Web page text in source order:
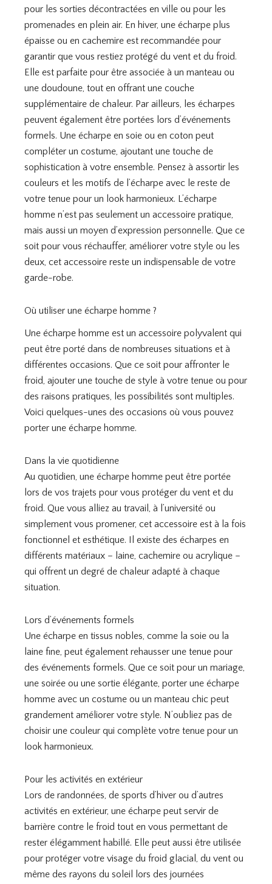
pour les sorties décontractées en ville ou pour les
promenades en plein air. En hiver, une écharpe plus
épaisse ou en cachemire est recommandée pour
garantir que vous restiez protégé du vent et du froid.
Elle est parfaite pour être associée à un manteau ou
une doudoune, tout en offrant une couche
supplémentaire de chaleur. Par ailleurs, les écharpes
peuvent également être portées lors d’événements
formels. Une écharpe en soie ou en coton peut
compléter un costume, ajoutant une touche de
sophistication à votre ensemble. Pensez à assortir les
couleurs et les motifs de l’écharpe avec le reste de
votre tenue pour un look harmonieux. L’écharpe
homme n’est pas seulement un accessoire pratique,
mais aussi un moyen d’expression personnelle. Que ce
soit pour vous réchauffer, améliorer votre style ou les
deux, cet accessoire reste un indispensable de votre
garde-robe.
Où utiliser une écharpe homme ?
Une écharpe homme est un accessoire polyvalent qui
peut être porté dans de nombreuses situations et à
différentes occasions. Que ce soit pour affronter le
froid, ajouter une touche de style à votre tenue ou pour
des raisons pratiques, les possibilités sont multiples.
Voici quelques-unes des occasions où vous pouvez
porter une écharpe homme.
Dans la vie quotidienne
Au quotidien, une écharpe homme peut être portée
lors de vos trajets pour vous protéger du vent et du
froid. Que vous alliez au travail, à l’université ou
simplement vous promener, cet accessoire est à la fois
fonctionnel et esthétique. Il existe des écharpes en
différents matériaux – laine, cachemire ou acrylique –
qui offrent un degré de chaleur adapté à chaque
situation.
Lors d’événements formels
Une écharpe en tissus nobles, comme la soie ou la
laine fine, peut également rehausser une tenue pour
des événements formels. Que ce soit pour un mariage,
une soirée ou une sortie élégante, porter une écharpe
homme avec un costume ou un manteau chic peut
grandement améliorer votre style. N’oubliez pas de
choisir une couleur qui complète votre tenue pour un
look harmonieux.
Pour les activités en extérieur
Lors de randonnées, de sports d’hiver ou d’autres
activités en extérieur, une écharpe peut servir de
barrière contre le froid tout en vous permettant de
rester élégamment habillé. Elle peut aussi être utilisée
pour protéger votre visage du froid glacial, du vent ou
même des rayons du soleil lors des journées